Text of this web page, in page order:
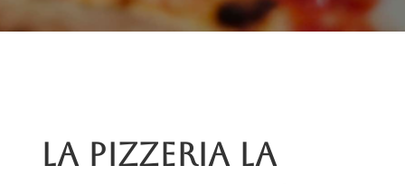
La pizzeria La